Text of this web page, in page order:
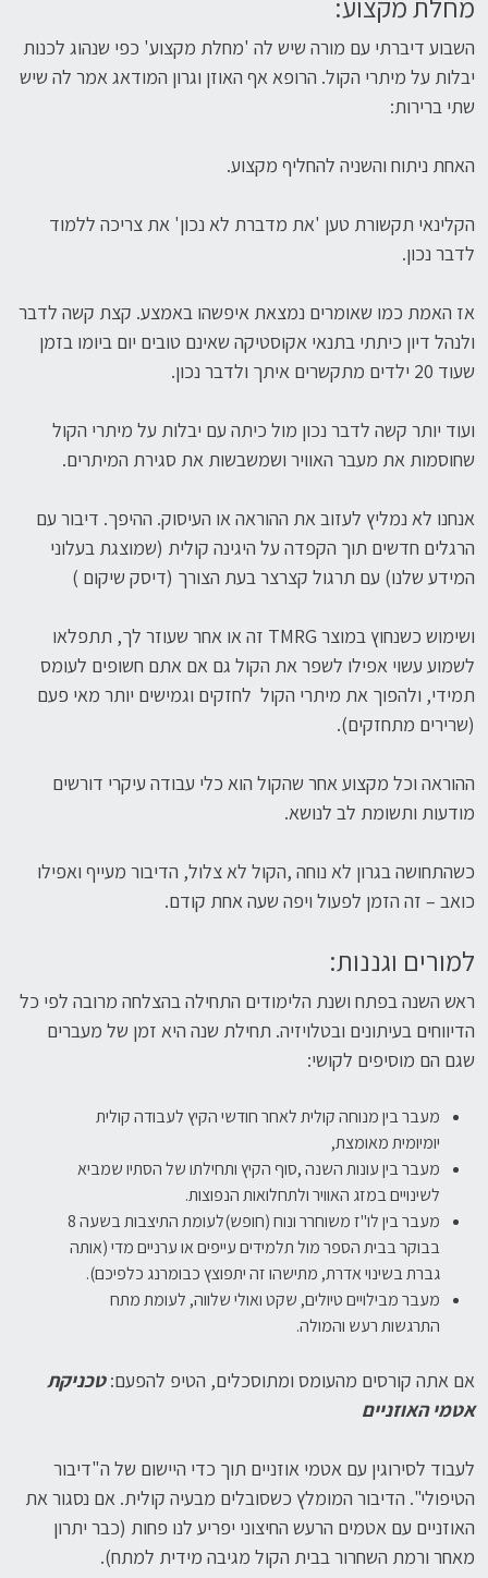
מחלת מקצוע:
השבוע דיברתי עם מורה שיש לה 'מחלת מקצוע' כפי שנהוג לכנות
יבלות על מיתרי הקול. הרופא אף האוזן וגרון המודאג אמר לה שיש
שתי ברירות:
האחת ניתוח והשניה להחליף מקצוע.
הקלינאי תקשורת טען 'את מדברת לא נכון' את צריכה ללמוד
לדבר נכון.
אז האמת כמו שאומרים נמצאת איפשהו באמצע. קצת קשה לדבר
ולנהל דיון כיתתי בתנאי אקוסטיקה שאינם טובים יום ביומו בזמן
שעוד 20 ילדים מתקשרים איתך ולדבר נכון.
ועוד יותר קשה לדבר נכון מול כיתה עם יבלות על מיתרי הקול
שחוסמות את מעבר האוויר ושמשבשות את סגירת המיתרים.
אנחנו לא נמליץ לעזוב את ההוראה או העיסוק. ההיפך. דיבור עם
הרגלים חדשים תוך הקפדה על היגינה קולית (שמוצגת בעלוני
המידע שלנו) עם תרגול קצרצר בעת הצורך (דיסק שיקום )
ושימוש כשנחוץ במוצר TMRG זה או אחר שעוזר לך, תתפלאו
לשמוע עשוי אפילו לשפר את הקול גם אם אתם חשופים לעומס
תמידי, ולהפוך את מיתרי הקול לחזקים וגמישים יותר מאי פעם
(שרירים מתחזקים).
ההוראה וכל מקצוע אחר שהקול הוא כלי עבודה עיקרי דורשים
מודעות ותשומת לב לנושא.
כשהתחושה בגרון לא נוחה ,הקול לא צלול, הדיבור מעייף ואפילו
כואב – זה הזמן לפעול ויפה שעה אחת קודם.
למורים וגננות:
ראש השנה בפתח ושנת הלימודים התחילה בהצלחה מרובה לפי כל
הדיווחים בעיתונים ובטלויזיה. תחילת שנה היא זמן של מעברים
שגם הם מוסיפים לקושי:
מעבר בין מנוחה קולית לאחר חודשי הקיץ לעבודה קולית
יומיומית מאומצת,
מעבר בין עונות השנה ,סוף הקיץ ותחילתו של הסתיו שמביא
לשינויים במזג האוויר ולתחלואות הנפוצות.
מעבר בין לו"ז משוחרר ונוח (חופש)לעומת התיצבות בשעה 8
בבוקר בבית הספר מול תלמידים עייפים או ערניים מדי (אותה
גברת בשינוי אדרת, מתישהו זה יתפוצץ כבומרנג כלפיכם).
מעבר מבילויים טיולים, שקט ואולי שלווה, לעומת מתח
התרגשות רעש והמולה.
אם אתה קורסים מהעומס ומתוסכלים, הטיפ להפעם:טכניקת
אטמי האוזניים
לעבוד לסירוגין עם אטמי אוזניים תוך כדי היישום של ה"דיבור
הטיפולי". הדיבור המומלץ כשסובלים מבעיה קולית. אם נסגור את
האוזניים עם אטמים הרעש החיצוני יפריע לנו פחות (כבר יתרון
מאחר ורמת השחרור בבית הקול מגיבה מידית למתח).